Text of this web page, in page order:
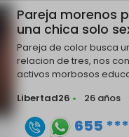
Pareja morenos
una chica solo
Pareja de color busca
relacion de tres, nos
activos morbosos
Libertad26 • 26 años
655